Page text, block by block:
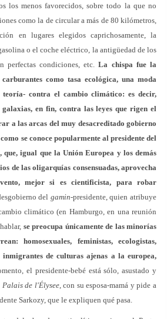
los menos favorecidos, sobre todo la que no
como la de circular a más de 80 kilómetros,
en lugares elegidos caprichosamente, la
o el coche eléctrico, la antigüedad de los
perfectas condiciones, etc.La chispa fue la
como tasa ecológica, una moda
contra el cambio climático: es decir,
en fin, contra las leyes que rigen el
a las arcas del muy desacreditado gobierno
se conoce popularmente al presidente del
que, igual que la Unión Europea y los demás
de las oligarquías consensuadas, aprovecha
mejor si es cientificista, para robar
del gamin-presidente, quien atribuye
climático (en Hamburgo, en una reunión
se preocupa únicamente de las minorías
homosexuales, feministas, ecologistas,
inmigrantes de culturas ajenas a la europea,
el presidente-bebé está sólo, asustado y
Palais de l'Élysee, con su esposa-mamá y pide a
Sarkozy, que le expliquen qué pasa.